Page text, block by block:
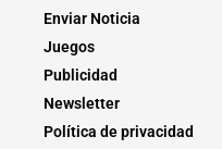
Enviar Noticia
Juegos
Publicidad
Newsletter
Política de privacidad